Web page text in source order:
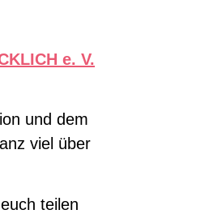
und dem
viel über
teilen